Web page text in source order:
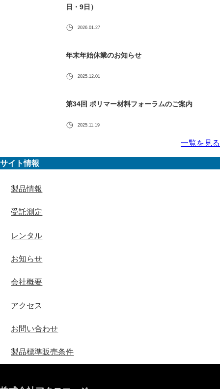
日・9日）
2026.01.27
年末年始休業のお知らせ
2025.12.01
第34回 ポリマー材料フォーラムのご案内
2025.11.19
一覧を見る
サイト情報
製品情報
受託測定
レンタル
お知らせ
会社概要
アクセス
お問い合わせ
製品標準販売条件